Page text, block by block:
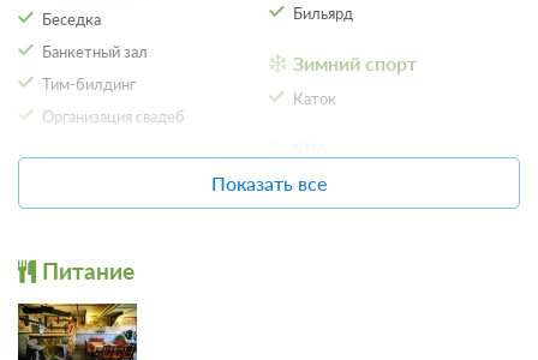
Коттедж №1
Одна двуспальная кровать
Телевизор
Ванная комната в номере
Беседка
Банкетный зал
Тим-билдинг
Организация свадеб
Бильярд
Зимний спорт
Каток
Баня
Показать все
Питание